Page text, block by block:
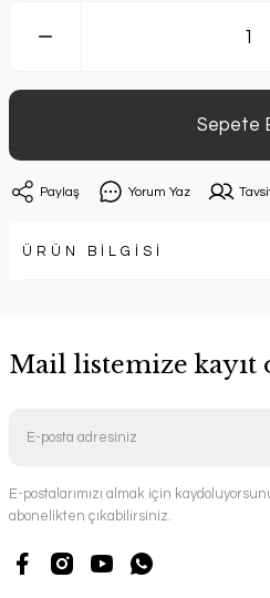
Sepete
Paylaş Yorum Yaz
ÜRÜN BİLGİSİ
Mail listemize kayıt
E-postalarımızı almak için
abonelikten çıkabilirsiniz.